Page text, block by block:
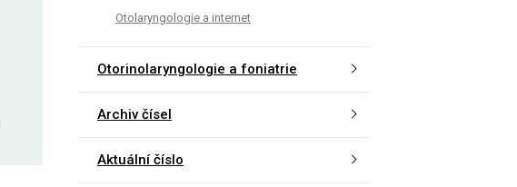
Otolaryngologie a internet
Otorinolaryngologie a foniatrie
Archiv čísel
Aktuální číslo